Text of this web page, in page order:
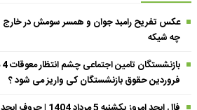
عکس تفریح رامبد جوان و همسر سومش در خارج |
چه شیکه
فروردین حقوق بازنشستگان کی واریز می شود ؟